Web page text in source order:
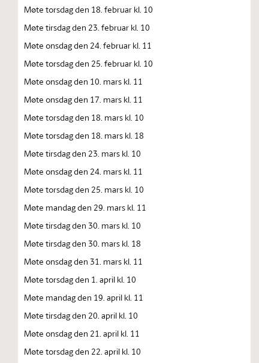
Møte torsdag den 18. februar kl. 10
Møte tirsdag den 23. februar kl. 10
Møte onsdag den 24. februar kl. 11
Møte torsdag den 25. februar kl. 10
Møte onsdag den 10. mars kl. 11
Møte onsdag den 17. mars kl. 11
Møte torsdag den 18. mars kl. 10
Møte torsdag den 18. mars kl. 18
Møte tirsdag den 23. mars kl. 10
Møte onsdag den 24. mars kl. 11
Møte torsdag den 25. mars kl. 10
Møte mandag den 29. mars kl. 11
Møte tirsdag den 30. mars kl. 10
Møte tirsdag den 30. mars kl. 18
Møte onsdag den 31. mars kl. 11
Møte torsdag den 1. april kl. 10
Møte mandag den 19. april kl. 11
Møte tirsdag den 20. april kl. 10
Møte onsdag den 21. april kl. 11
Møte torsdag den 22. april kl. 10